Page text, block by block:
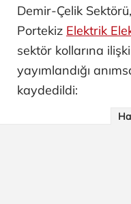
Demir-Çelik
Portekiz Elektrik
sektör kollarına
yayımlandığı
kaydedildi: